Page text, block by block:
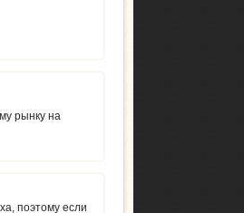
рынку на
поэтому если